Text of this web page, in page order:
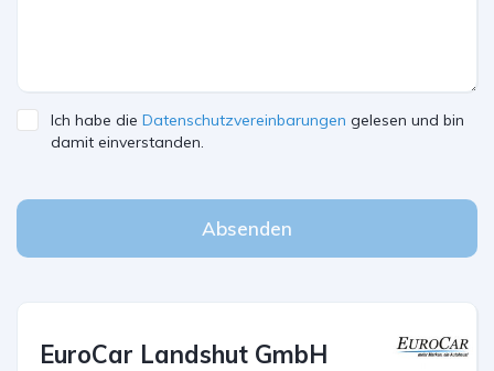
Ich habe die Datenschutzvereinbarungen gelesen und bin
damit einverstanden.
Absenden
EuroCar Landshut GmbH